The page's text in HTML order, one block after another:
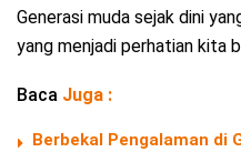
Generasi muda sejak dini
yang menjadi perhatian kita
Baca Juga :
Berbekal Pengalaman di